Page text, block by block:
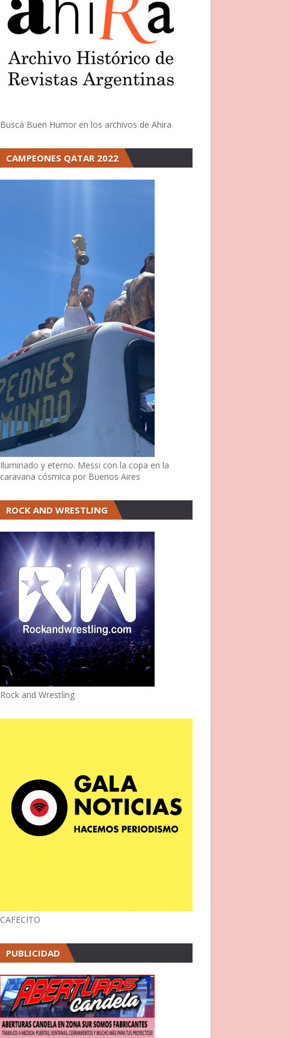
Buscá Buen Humor en los archivos de Ahira
CAMPEONES QATAR 2022
Iluminado y eterno. Messi con la copa en la
caravana cósmica por Buenos Aires
ROCK AND WRESTLING
Rock and Wrestling
CAFECITO
PUBLICIDAD